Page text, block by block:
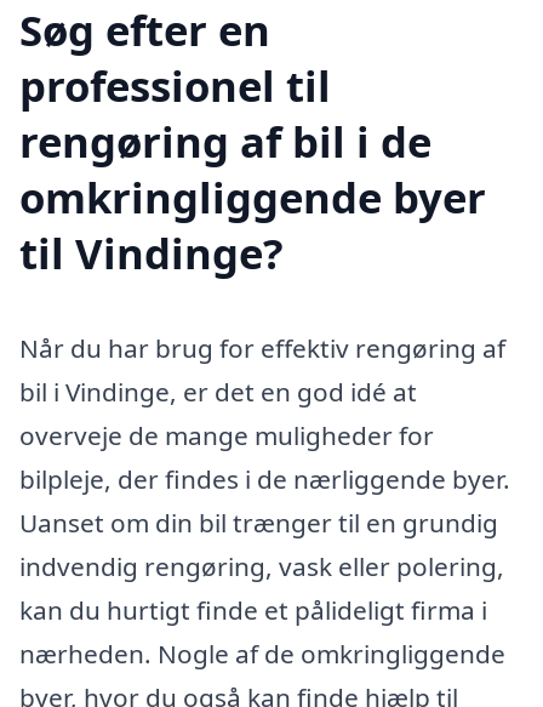
Søg efter en
professionel til
rengøring af bil i de
omkringliggende byer
til Vindinge?
Når du har brug for effektiv rengøring af
bil i Vindinge, er det en god idé at
overveje de mange muligheder for
bilpleje, der findes i de nærliggende byer.
Uanset om din bil trænger til en grundig
indvendig rengøring, vask eller polering,
kan du hurtigt finde et pålideligt firma i
nærheden. Nogle af de omkringliggende
byer, hvor du også kan finde hjælp til